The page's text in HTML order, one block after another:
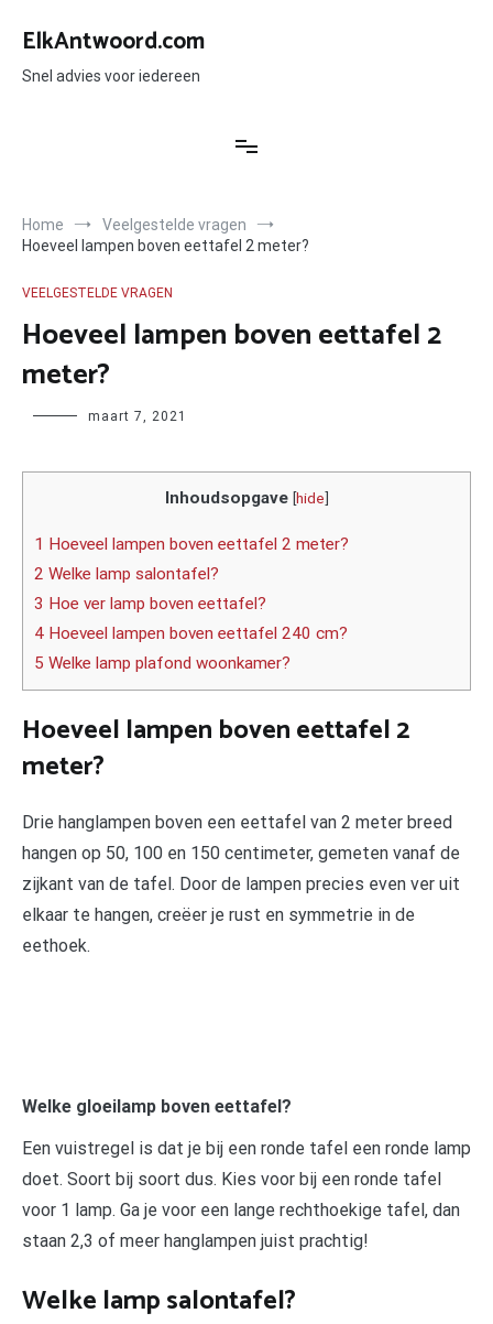
naar
inhoud
ElkAntwoord.com
Snel advies voor iedereen
Home
Veelgestelde vragen
Hoeveel lampen boven eettafel 2 meter?
VEELGESTELDE VRAGEN
Hoeveel lampen boven eettafel 2
meter?
Author maart 7, 2021
Inhoudsopgave [hide]
1 Hoeveel lampen boven eettafel 2 meter?
2 Welke lamp salontafel?
3 Hoe ver lamp boven eettafel?
4 Hoeveel lampen boven eettafel 240 cm?
5 Welke lamp plafond woonkamer?
Hoeveel lampen boven eettafel 2
meter?
Drie hanglampen boven een eettafel van 2 meter breed
hangen op 50, 100 en 150 centimeter, gemeten vanaf de
zijkant van de tafel. Door de lampen precies even ver uit
elkaar te hangen, creëer je rust en symmetrie in de
eethoek.
Welke gloeilamp boven eettafel?
Een vuistregel is dat je bij een ronde tafel een ronde lamp
doet. Soort bij soort dus. Kies voor bij een ronde tafel
voor 1 lamp. Ga je voor een lange rechthoekige tafel, dan
staan 2,3 of meer hanglampen juist prachtig!
Welke lamp salontafel?